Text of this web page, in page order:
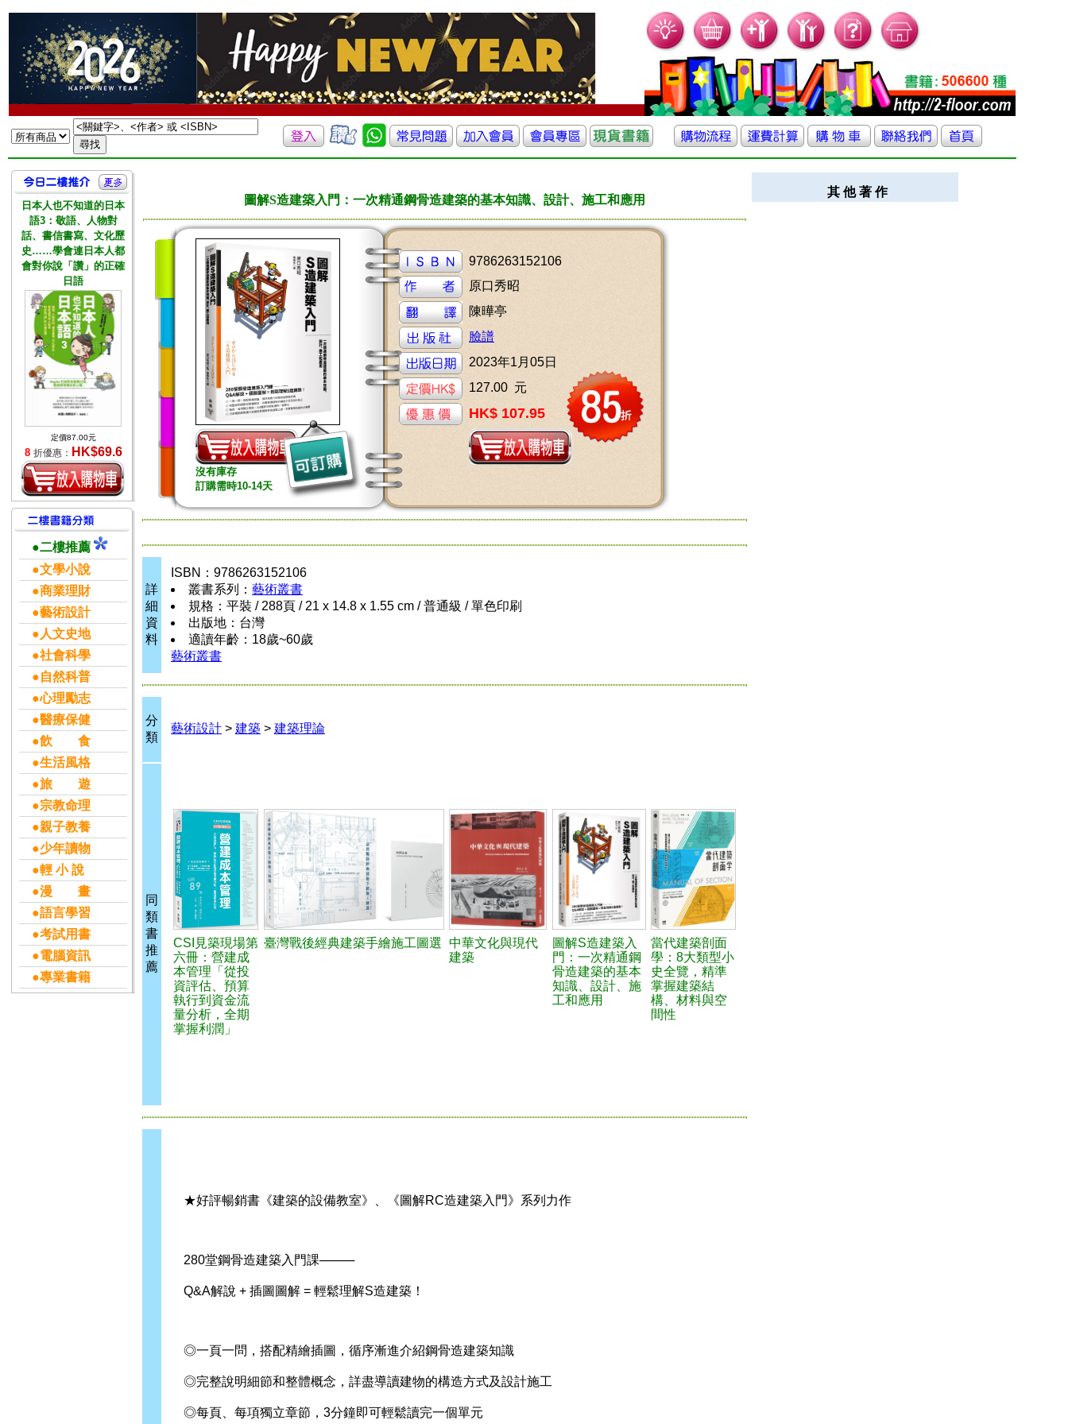
日本人也不知道的日本
語3：敬語、人物對
話、書信書寫、文化歷
史……學會連日本人都
會對你說「讚」的正確
日語
定價87.00元
8 折優惠： HK$69.6
●二樓推薦
●文學小說
●商業理財
●藝術設計
●人文史地
●社會科學
●自然科普
●心理勵志
●醫療保健
●飲 食
●生活風格
●旅 遊
●宗教命理
●親子教養
●少年讀物
●輕 小 說
●漫 畫
●語言學習
●考試用書
●電腦資訊
●專業書籍
圖解S造建築入門：一次精通鋼骨造建築的基本知識、設計、施工和應用
沒有庫存
訂購需時10-14天
9786263152106
原口秀昭
陳曄亭
臉譜
2023年1月05日
127.00 元
HK$ 107.95
詳
細
資
料
ISBN：9786263152106
叢書系列： 藝術叢書
規格：平裝 / 288頁 / 21 x 14.8 x 1.55 cm / 普通級 / 單色印刷
出版地：台灣
適讀年齡：18歲~60歲
藝術叢書
分
類
藝術設計 > 建築 > 建築理論
同
類
書
推
薦
CSI見築現場第
六冊：營建成
本管理「從投
資評估、預算
執行到資金流
量分析，全期
掌握利潤」
臺灣戰後經典建築手繪施工圖選 中華文化與現代
建築
圖解S造建築入
門：一次精通鋼
骨造建築的基本
知識、設計、施
工和應用
當代建築剖面
學：8大類型小
史全覽，精準
掌握建築結
構、材料與空
間性
★好評暢銷書《建築的設備教室》、《圖解RC造建築入門》系列力作
280堂鋼骨造建築入門課────
Q&A解說 + 插圖圖解 = 輕鬆理解S造建築！
◎一頁一問，搭配精繪插圖，循序漸進介紹鋼骨造建築知識
◎完整說明細節和整體概念，詳盡導讀建物的構造方式及設計施工
◎每頁、每項獨立章節，3分鐘即可輕鬆讀完一個單元
其 他 著 作